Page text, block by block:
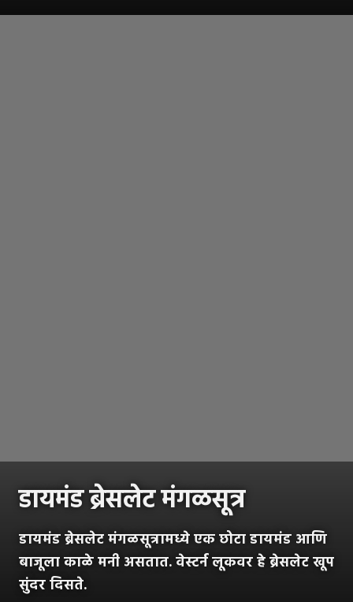
डायमंड ब्रेसलेट मंगळसूत्र
डायमंड ब्रेसलेट मंगळसूत्रामध्ये एक छोटा डायमंड आणि
बाजूला काळे मनी असतात. वेस्टर्न लूकवर हे ब्रेसलेट खूप
सुंदर दिसते.